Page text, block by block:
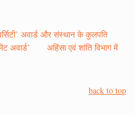
अवार्ड और संस्थान के कुलपति
अवार्ड’
अहिंसा एवं शांति विभाग में
back to top